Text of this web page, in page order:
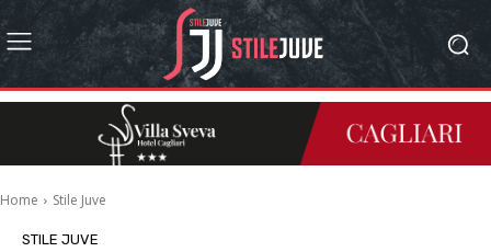
Home Stile Juve
STILE JUVE